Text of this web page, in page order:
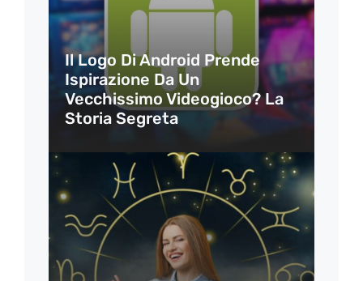
Il Logo Di Android Prende
Ispirazione Da Un
Vecchissimo Videogioco? La
Storia Segreta